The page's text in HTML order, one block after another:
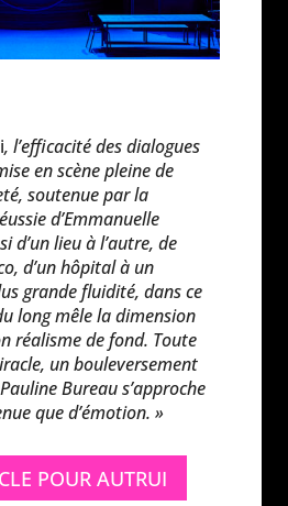
, l’efficacité des dialogues
en scène pleine de
soutenue par la
d’Emmanuelle
d’un lieu à l’autre, de
d’un hôpital à un
grande fluidité, dans ce
long mêle la dimension
réalisme de fond. Toute
un bouleversement
Bureau s’approche
que d’émotion. »
POUR AUTRUI